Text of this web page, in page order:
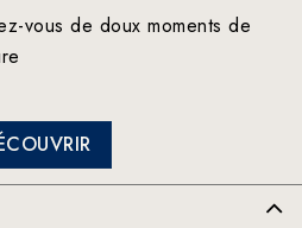
vous de doux moments de